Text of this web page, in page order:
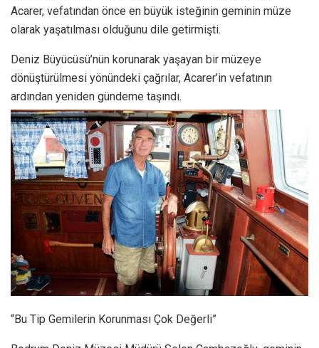
Acarer, vefatından önce en büyük isteğinin geminin müze
olarak yaşatılması olduğunu dile getirmişti.
Deniz Büyücüsü’nün korunarak yaşayan bir müzeye
dönüştürülmesi yönündeki çağrılar, Acarer’in vefatının
ardından yeniden gündeme taşındı.
“Bu Tip Gemilerin Korunması Çok Değerli”